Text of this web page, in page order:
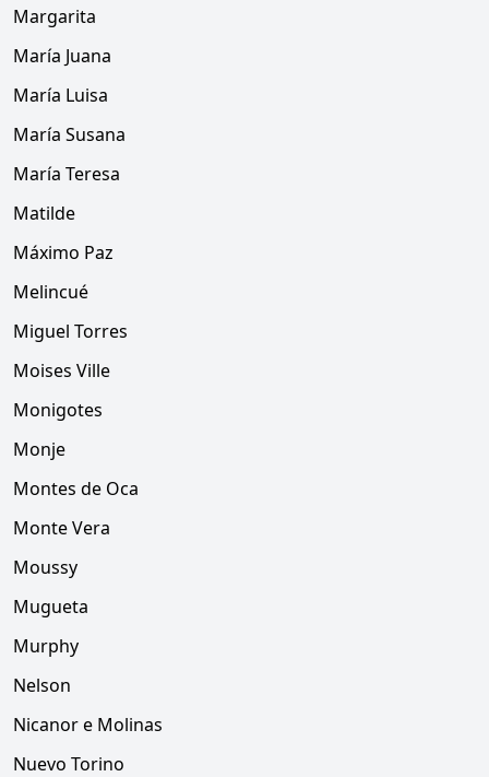
Margarita
María Juana
María Luisa
María Susana
María Teresa
Matilde
Máximo Paz
Melincué
Miguel Torres
Moises Ville
Monigotes
Monje
Montes de Oca
Monte Vera
Moussy
Mugueta
Murphy
Nelson
Nicanor e Molinas
Nuevo Torino